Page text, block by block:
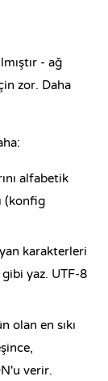
- ağ
zor. Daha
alfabetik
(konfig
karakterleri
gibi yaz. UTF-8
olan en sıkı
verir.